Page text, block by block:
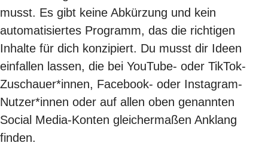
musst. Es gibt keine Abkürzung und kein
automatisiertes Programm, das die richtigen
Inhalte für dich konzipiert. Du musst dir Ideen
einfallen lassen, die bei YouTube- oder TikTok-
Zuschauer*innen, Facebook- oder Instagram-
Nutzer*innen oder auf allen oben genannten
Social Media-Konten gleichermaßen Anklang
finden.